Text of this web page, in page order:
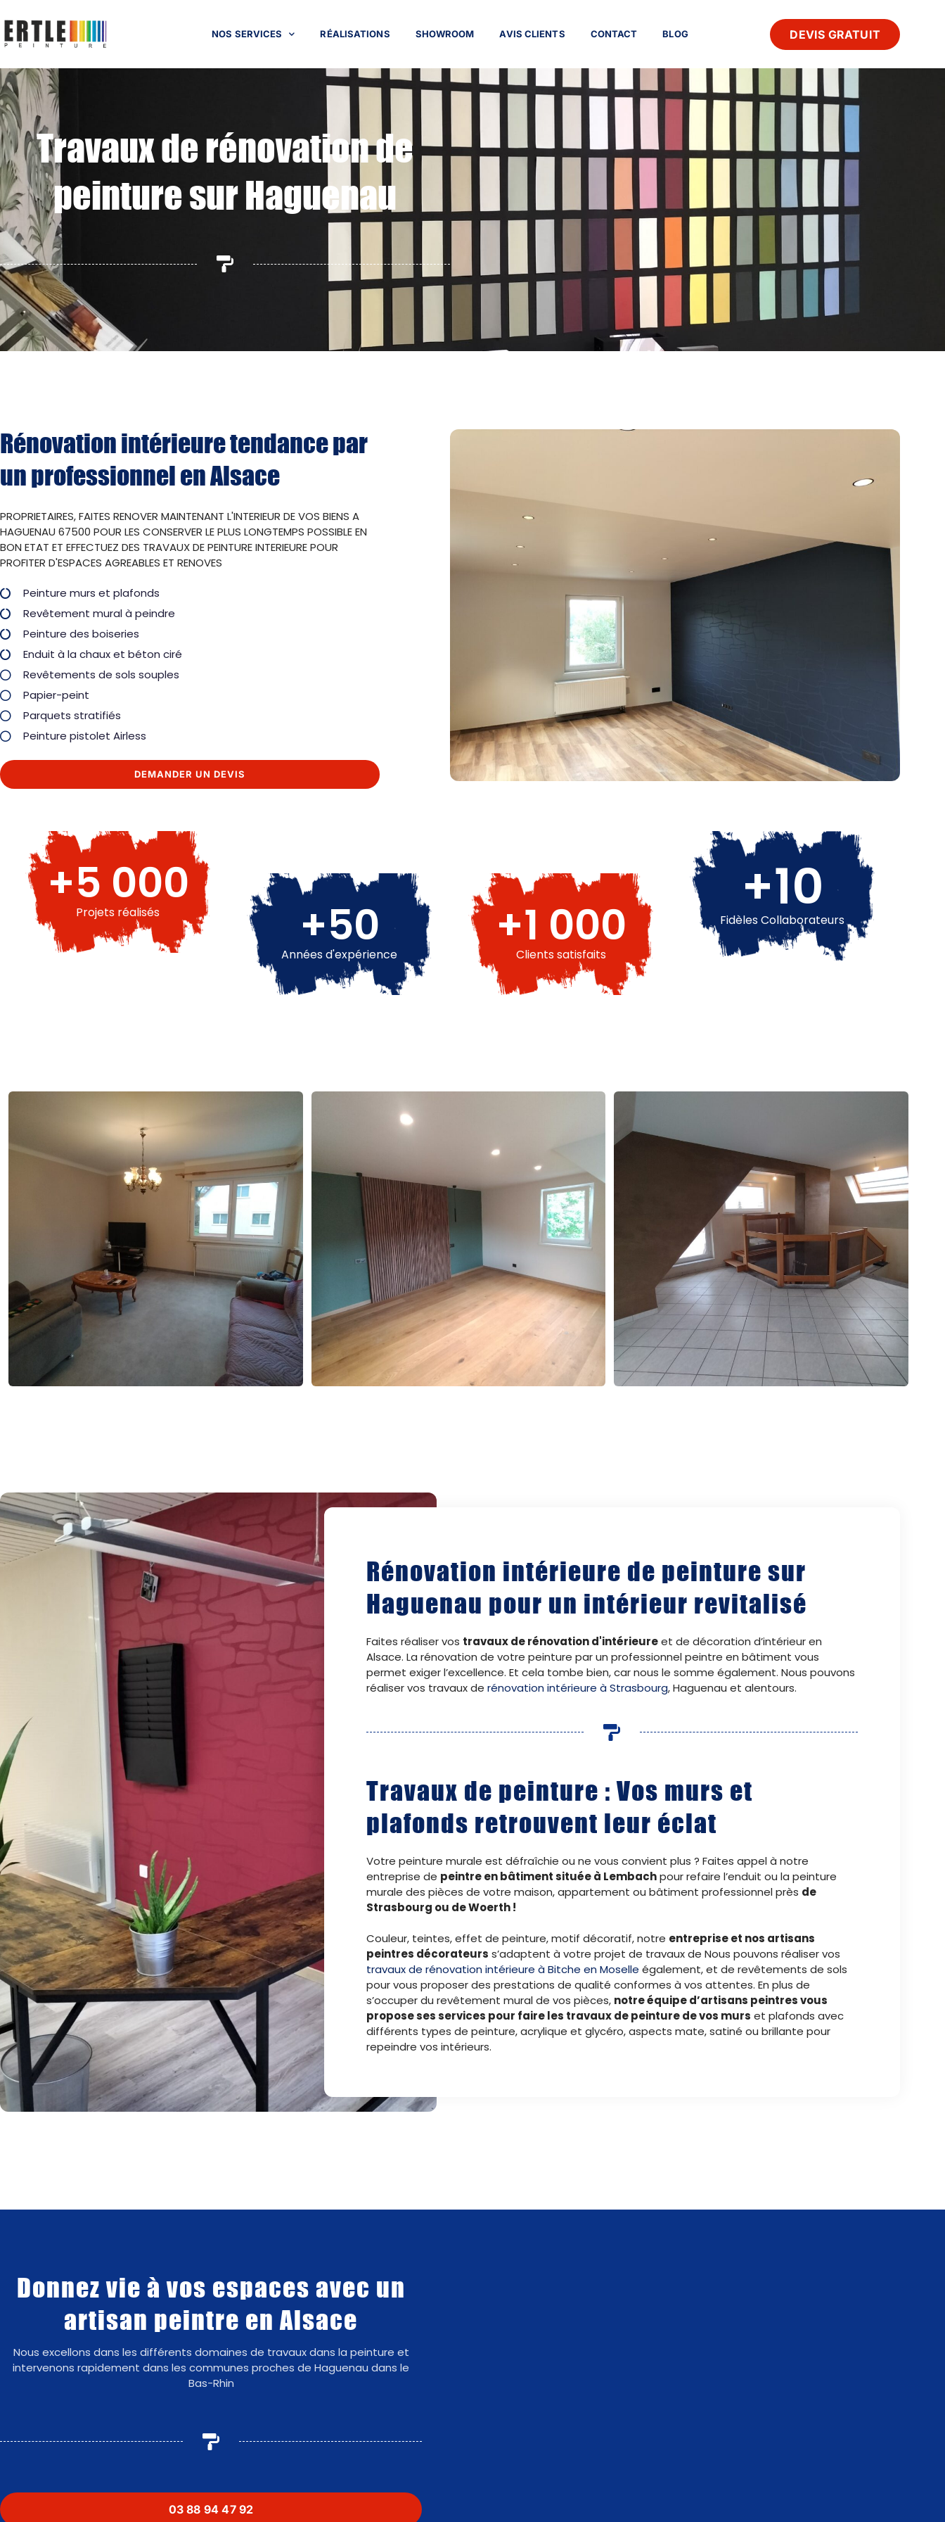
NOS SERVICES RÉALISATIONS SHOWROOM AVIS CLIENTS CONTACT BLOG DEVIS GRATUIT
Travaux de rénovation de
peinture sur Haguenau
Rénovation intérieure tendance par
un professionnel en Alsace
PROPRIETAIRES, FAITES RENOVER MAINTENANT L'INTERIEUR DE VOS BIENS A
HAGUENAU 67500 POUR LES CONSERVER LE PLUS LONGTEMPS POSSIBLE EN
BON ETAT ET EFFECTUEZ DES TRAVAUX DE PEINTURE INTERIEURE POUR
PROFITER D'ESPACES AGREABLES ET RENOVES
Peinture murs et plafonds
Revêtement mural à peindre
Peinture des boiseries
Enduit à la chaux et béton ciré
Revêtements de sols souples
Papier-peint
Parquets stratifiés
Peinture pistolet Airless
DEMANDER UN DEVIS
Projets réalisés
+5 000
Années d'expérience
+50
Clients satisfaits
+1 000 Fidèles Collaborateurs
+10
Rénovation intérieure de peinture sur
Haguenau pour un intérieur revitalisé
Faites réaliser vos travaux de rénovation d'intérieureet de décoration d’intérieur en
Alsace. La rénovation de votre peinture par un professionnel peintre en bâtiment vous
permet exiger l’excellence. Et cela tombe bien, car nous le somme également. Nous pouvons
réaliser vos travaux de rénovation intérieure à Strasbourg, Haguenau et alentours.
Travaux de peinture : Vos murs et
plafonds retrouvent leur éclat
Votre peinture murale est défraîchie ou ne vous convient plus ? Faites appel à notre
entreprise de peintre en bâtiment située à Lembachpour refaire l’enduit ou la peinture
murale des pièces de votre maison, appartement ou bâtiment professionnel près de
Strasbourg ou de Woerth !
Couleur, teintes, effet de peinture, motif décoratif, notre entreprise et nos artisans
peintres décorateurs s’adaptent à votre projet de travaux de Nous pouvons réaliser vos
travaux de rénovation intérieure à Bitche en Moselle également, et de revêtements de sols
pour vous proposer des prestations de qualité conformes à vos attentes. En plus de
s’occuper du revêtement mural de vos pièces, notre équipe d’artisans peintres vous
propose ses services pour faire les travaux de peinture de vos murs et plafonds avec
différents types de peinture, acrylique et glycéro, aspects mate, satiné ou brillante pour
repeindre vos intérieurs.
Donnez vie à vos espaces avec un
artisan peintre en Alsace
Nous excellons dans les différents domaines de travaux dans la peinture et
intervenons rapidement dans les communes proches de Haguenau dans le
Bas-Rhin
03 88 94 47 92